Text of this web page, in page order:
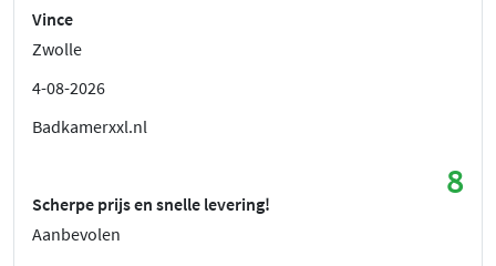
Vince
Zwolle
4-08-2026
Badkamerxxl.nl
8
Scherpe prijs en snelle levering!
Aanbevolen